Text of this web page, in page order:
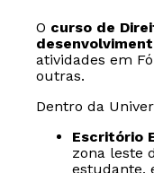
O curso de
atividades em
outras.
Dentro da
Escritório
zona leste
estudante,